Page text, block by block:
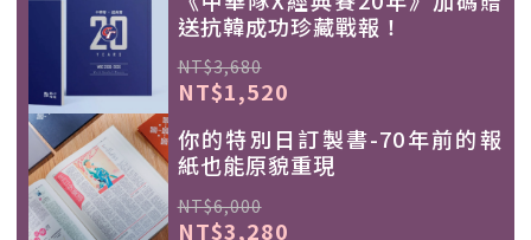
送抗韓成功珍藏戰報！
NT$3,680
NT$1,520
你的特別日訂製書-70年前的報
紙也能原貌重現
NT$6,000
NT$3,280